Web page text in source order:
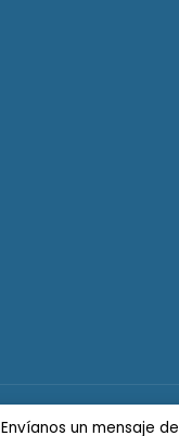
Envíanos un mensaje de